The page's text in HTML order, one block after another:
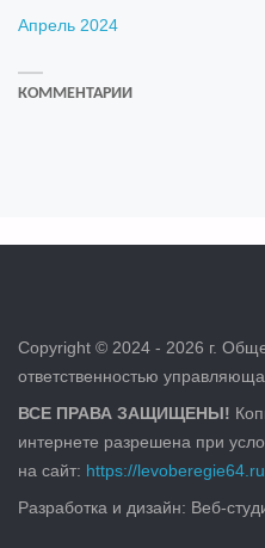
Апрель 2024
КОММЕНТАРИИ
Copyright © 2024 - 2026 г.
ответственностью
ВСЕ ПРАВА ЗАЩИЩЕНЫ!
интернете разрешена при
на сайт: https://
Разработка и дизайн: Веб-